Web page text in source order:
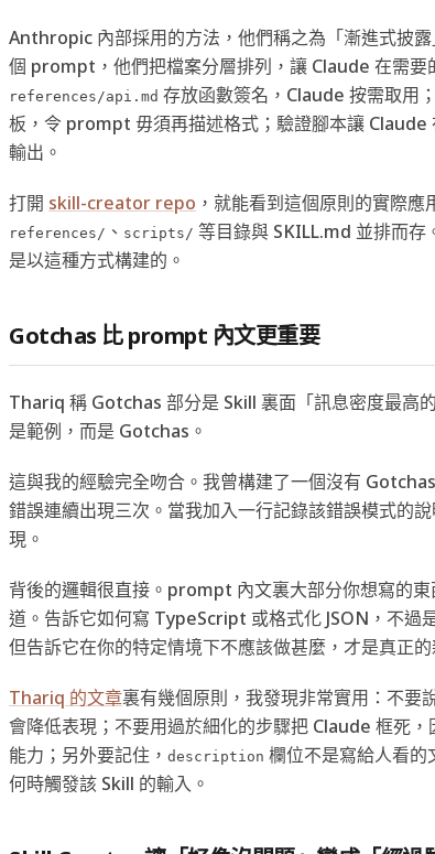
Anthropic 內部採用的方法，他們稱之為「漸進式披
個 prompt，他們把檔案分層排列，讓 Claude 在需要
references/api.md 存放函數簽名，Claude 按需取用；
板，令 prompt 毋須再描述格式；驗證腳本讓 Claude
輸出。
打開 skill-creator repo ，就能看到這個原則的實際應
references/ 、 scripts/ 等目錄與 SKILL.md 並排而
是以這種方式構建的。
Gotchas 比 prompt 內文更重要
Thariq 稱 Gotchas 部分是 Skill 裏面「訊息密度最高
是範例，而是 Gotchas。
這與我的經驗完全吻合。我曾構建了一個沒有
錯誤連續出現三次。當我加入一行記錄該錯誤模式的
現。
背後的邏輯很直接。prompt 內文裏大部分你想寫的
道。告訴它如何寫 TypeScript 或格式化 JSON，不過
但告訴它在你的特定情境下不應該做甚麼，才是真正的
Thariq 的文章裏有幾個原則，我發現非常實用：不要
會降低表現；不要用過於細化的步驟把 Claude 框死
能力；另外要記住， description 欄位不是寫給人看
何時觸發該 Skill 的輸入。